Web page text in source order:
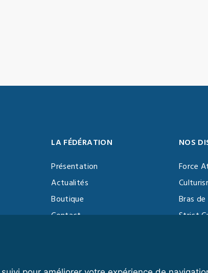
LA FÉDÉRATION
Présentation
Actualités
Boutique
Contact
NOS
Force
Bras
Strict